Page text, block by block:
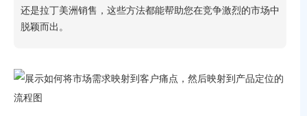
还是拉丁美洲销售，这些方法都能帮助您在竞争激烈的市场中
脱颖而出。